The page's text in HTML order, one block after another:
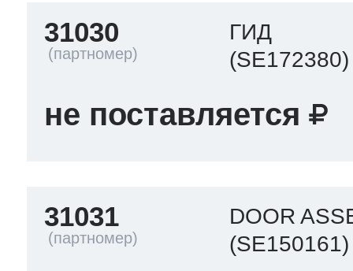
31030
ГИД
(SE172380)
не поставляется
31031
DOOR
(SE150161)